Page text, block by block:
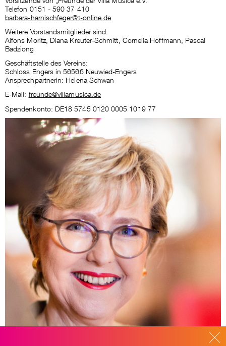
Telefon 0151 - 590 37 410
barbara-harnischfeger@t-online.de
Weitere Vorstandsmitglieder sind:
Alfons Moritz, Diana Kreuter-Schmitt, Cornelia Hoffmann, Pascal
Badziong
Geschäftstelle des Vereins:
Schloss Engers in 56566 Neuwied-Engers
Ansprechpartnerin: Helena Schwan
E-Mail: freunde@villamusica.de
Spendenkonto: DE18 5745 0120 0005 1019 77